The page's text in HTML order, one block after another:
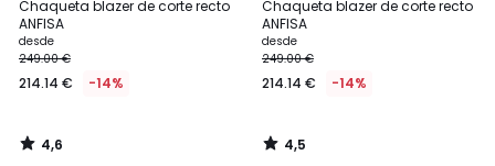
Chaqueta blazer de corte recto
ANFISA
desde
249.00 €
214.14 € -14%
/ 5
4,6
/
Chaqueta blazer de corte recto
ANFISA
desde
249.00 €
214.14 € -14%
/ 5
4,5
/